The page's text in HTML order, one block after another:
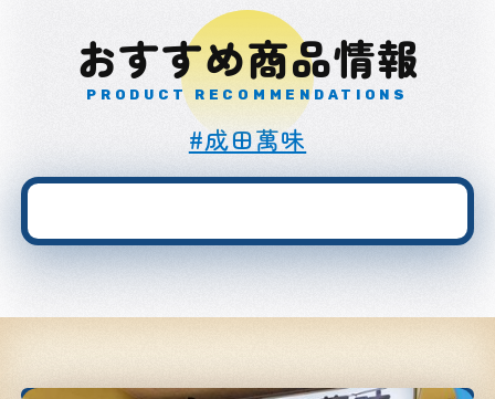
おすすめ商品情報
PRODUCT RECOMMENDATIONS
#成田萬味